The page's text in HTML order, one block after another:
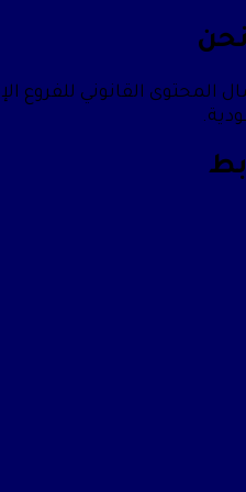
القانوني للفروع